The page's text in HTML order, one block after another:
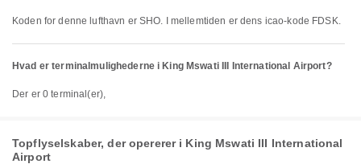
Koden for denne lufthavn er SHO. I mellemtiden er dens icao-kode FDSK.
Hvad er terminalmulighederne i King Mswati III International Airport?
Der er 0 terminal(er),
Topflyselskaber, der opererer i King Mswati III International
Airport